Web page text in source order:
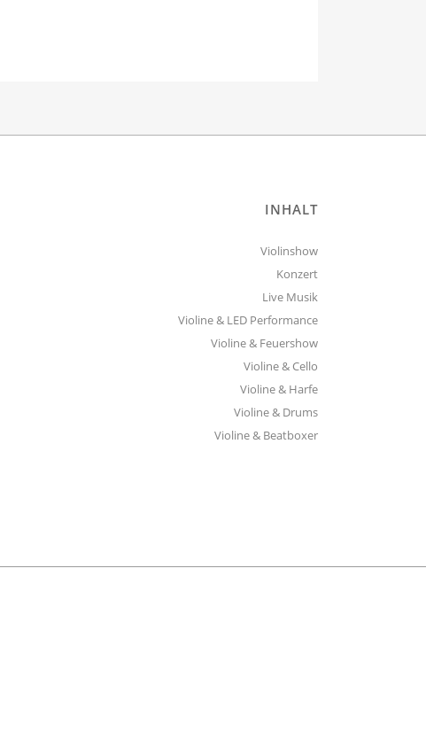
INHALT
Violinshow
Konzert
Live Musik
Violine & LED Performance
Violine & Feuershow
Violine & Cello
Violine & Harfe
Violine & Drums
Violine & Beatboxer